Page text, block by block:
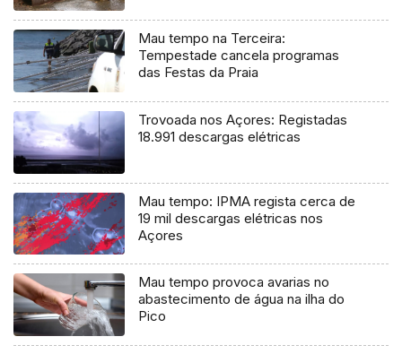
Mau tempo na Terceira:
Tempestade cancela programas
das Festas da Praia
Trovoada nos Açores: Registadas
18.991 descargas elétricas
Mau tempo: IPMA regista cerca de
19 mil descargas elétricas nos
Açores
Mau tempo provoca avarias no
abastecimento de água na ilha do
Pico